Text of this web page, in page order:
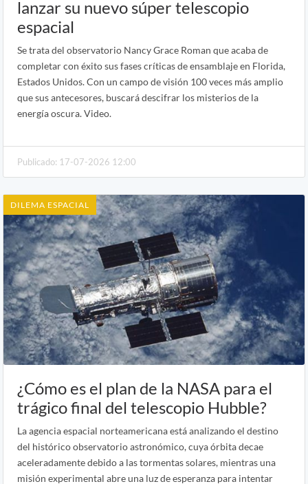
lanzar su nuevo súper telescopio
espacial
Se trata del observatorio Nancy Grace Roman que acaba de
completar con éxito sus fases críticas de ensamblaje en Florida,
Estados Unidos. Con un campo de visión 100 veces más amplio
que sus antecesores, buscará descifrar los misterios de la
energía oscura. Video.
Publicado: 17-07-2026 12:00
DILEMA ESPACIAL
¿Cómo es el plan de la NASA para el
trágico final del telescopio Hubble?
La agencia espacial norteamericana está analizando el destino
del histórico observatorio astronómico, cuya órbita decae
aceleradamente debido a las tormentas solares, mientras una
misión experimental abre una luz de esperanza para intentar